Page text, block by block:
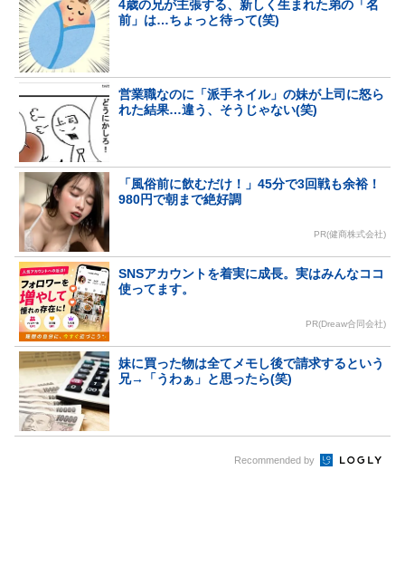
4歳の兄が主張する、新しく生まれた弟の「名
前」は…ちょっと待って(笑)
営業職なのに「派手ネイル」の妹が上司に怒ら
れた結果…違う、そうじゃない(笑)
「風俗前に飲むだけ！」45分で3回戦も余裕！
980円で朝まで絶好調
PR(健商株式会社)
SNSアカウントを着実に成長。実はみんなココ
使ってます。
PR(Dreaw合同会社)
妹に買った物は全てメモし後で請求するという
兄→「うわぁ」と思ったら(笑)
Recommended by